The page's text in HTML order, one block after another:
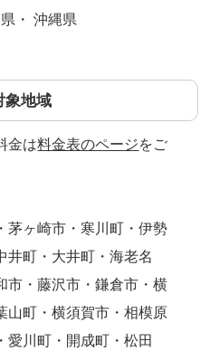
・ 沖縄県
象地域
金は料金表のページをご
茅ヶ崎市・寒川町・伊勢
井町・大井町・海老名
市・藤沢市・鎌倉市・横
山町・横須賀市・相模原
愛川町・開成町・松田